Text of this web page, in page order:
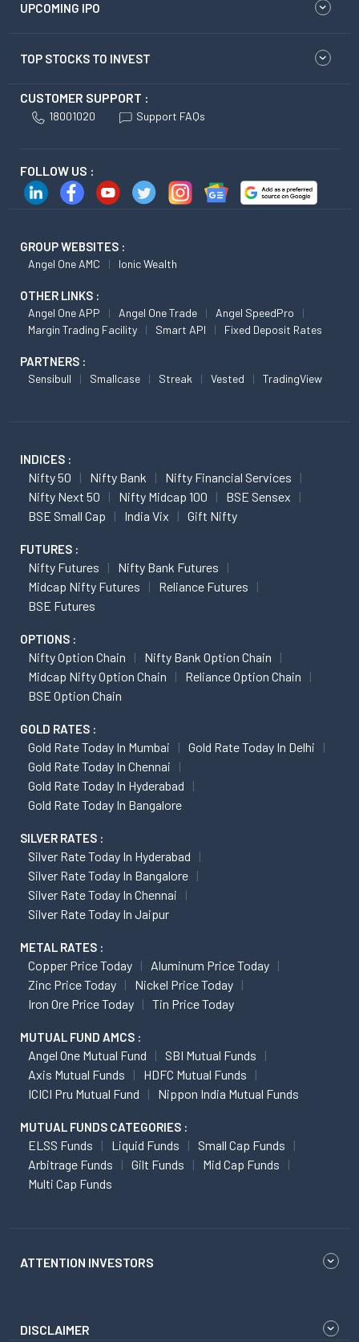
UPCOMING IPO
TOP STOCKS TO INVEST
CUSTOMER SUPPORT :
18001020 Support FAQs
FOLLOW US :
GROUP WEBSITES :
Angel One AMC Ionic Wealth
OTHER LINKS :
Angel One APP Angel One Trade
Angel SpeedPro
Margin Trading Facility
Smart API Fixed Deposit Rates
PARTNERS :
Sensibull Smallcase Streak Vested TradingView
INDICES :
Nifty 50 Nifty Bank
Nifty Financial Services
Nifty Next 50
Nifty Midcap 100
BSE Sensex
BSE Small Cap
India Vix Gift Nifty
FUTURES :
Nifty Futures
Nifty Bank Futures
Midcap Nifty Futures
Reliance Futures
BSE Futures
OPTIONS :
Nifty Option Chain
Nifty Bank Option Chain
Midcap Nifty Option Chain
Reliance Option Chain
BSE Option Chain
GOLD RATES :
Gold Rate Today In Mumbai
Gold Rate Today In Delhi
Gold Rate Today In Chennai
Gold Rate Today In Hyderabad
Gold Rate Today In Bangalore
SILVER RATES :
Silver Rate Today In Hyderabad
Silver Rate Today In Bangalore
Silver Rate Today In Chennai
Silver Rate Today In Jaipur
METAL RATES :
Copper Price Today
Aluminum Price Today
Zinc Price Today
Nickel Price Today
Iron Ore Price Today
Tin Price Today
MUTUAL FUND AMCS :
Angel One Mutual Fund
SBI Mutual Funds
Axis Mutual Funds
HDFC Mutual Funds
ICICI Pru Mutual Fund
Nippon India Mutual Funds
MUTUAL FUNDS CATEGORIES :
ELSS Funds Liquid Funds
Small Cap Funds
Arbitrage Funds
Gilt Funds
Mid Cap Funds
Multi Cap Funds
ATTENTION INVESTORS
DISCLAIMER